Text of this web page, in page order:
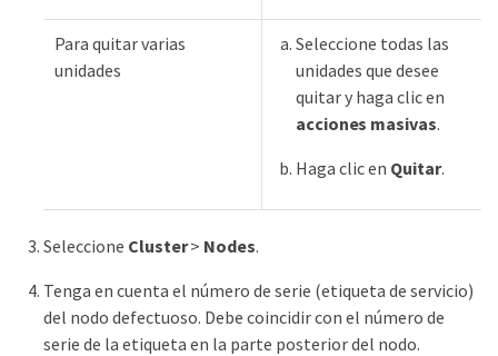
Para quitar varias
unidades
Seleccione todas las
unidades que desee
quitar y haga clic en
acciones masivas.
Haga clic en Quitar.
Seleccione Cluster> Nodes.
Tenga en cuenta el número de serie (etiqueta de servicio)
del nodo defectuoso. Debe coincidir con el número de
serie de la etiqueta en la parte posterior del nodo.